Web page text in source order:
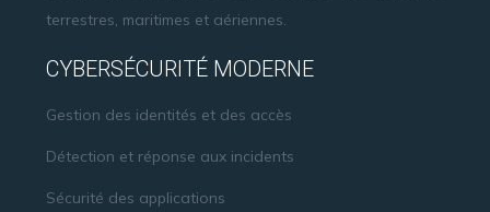
terrestres, maritimes et aériennes.
CYBERSÉCURITÉ MODERNE
Gestion des identités et des accès
Détection et réponse aux incidents
Sécurité des applications